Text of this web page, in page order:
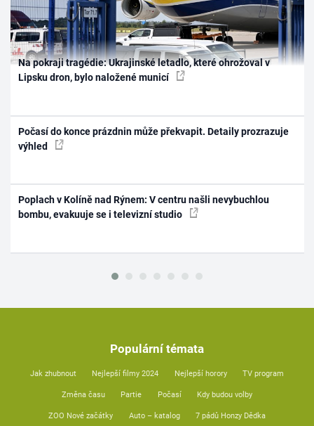
Na pokraji tragédie: Ukrajinské letadlo, které ohrožoval v
Lipsku dron, bylo naložené municí
Počasí do konce prázdnin může překvapit. Detaily prozrazuje
výhled
Poplach v Kolíně nad Rýnem: V centru našli nevybuchlou
bombu, evakuuje se i televizní studio
Populární témata
Jak zhubnout Nejlepší filmy 2024 Nejlepší horory TV program
Změna času Partie Počasí Kdy budou volby
ZOO Nové začátky Auto – katalog 7 pádů Honzy Dědka